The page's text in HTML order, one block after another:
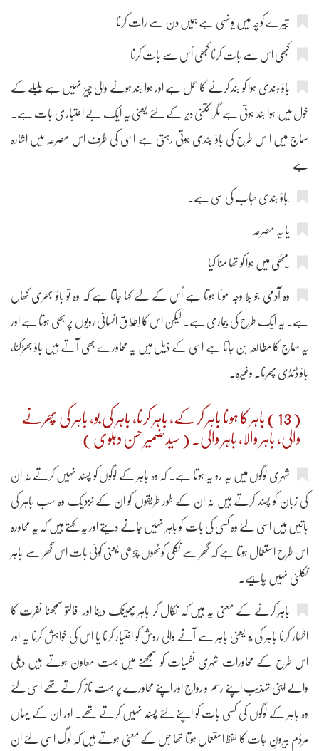
کبھی اس سے بات کرنا کبھی اُس سے بات کرنا
باؤ ہندی ہوا کو بند کرنے کا عمل ہے اور ہوا بند ہونے والی چیز نہیں ہے بُلبلے کے
خول میں ہوا بند ہوتی ہے مگر کتنی دیر کے لئے یعنی یہ ایک بے اعتباری بات ہے۔
سماج میں ا س طرح کی باؤ بندی ہوتی رہتی ہے اسی کی طرف اس مصرعہ میں اشارہ
ہے
یا یہ مصرعہ
وہ آدمی جو بلا وجہ موٹا ہوتا ہے اُس کے لئے کہا جاتا ہے کہ وہ تو باؤ بھری کھال
ہے۔ یہ ایک طرح کی بیماری ہے۔ لیکن اس کا اِطلاق انسانی رویوں پر بھی ہوتا ہے اور
یہ سماج کا مطالعہ بن جاتا ہے اسی کے ذیل میں یہ محاورے بھی آتے ہیں باؤ بھڑکنا،
باؤ ڈنڈی پھرنا۔ وغیرہ۔
( 13 ) باہر کا ہونا باہر کر کے، باہر کرنا، باہر کی بو، باہر کی پھرنے
والی، باہر والا، باہر والی۔ ( سید ضمیر حسن دہلوی )
شہری لوگوں میں یہ رو یہ ہوتا ہے۔ کہ وہ باہر کے لوگوں کو پسند نہیں کرتے نہ ان
کی زبان کو پسند کرتے ہیں نہ ان کے طور طریقوں کو ان کے نزدیک وہ سب باہر کی
باتیں ہیں اسی لئے وہ کسی کی بات کو باہر نہیں جانے دیتے اور یہ کہتے ہیں کہ یہ محاورہ
اس طرح استعمال ہوتا ہے کہ گھر سے نکلی کوٹھوں چڑھی یعنی کوئی بات اس گھر سے باہر
نکلنی نہیں چاہیے۔
باہر کرنے کے معنی یہ ہیں کہ نکال کر باہر پھینک دینا اور فالتو سمجھنا نفرت کا
اظہار کرنا باہر کی بُو یعنی باہر سے آنے والی روش کو اختیار کرنا یا اس کی خواہش کرنا یہ اور
اس طرح کے محاورات شہری نفسیات کو سمجھنے میں بہت معاون ہوتے ہیں دہلی
والے اپنی تہذیب اپنے رسم و رواج اور اپنے محاورے پر بہت ناز کرتے تھے اسی لئے
وہ باہر کے لوگوں کی کسی بات کو اپنے لئے پسند نہیں کرتے تھے۔ اور ان کے یہاں
مردُم بیرونِ جات کا لفظ استعمال ہوتا تھا جس کے معنی ہوتے ہیں کہ لوگ اسی لئے ان